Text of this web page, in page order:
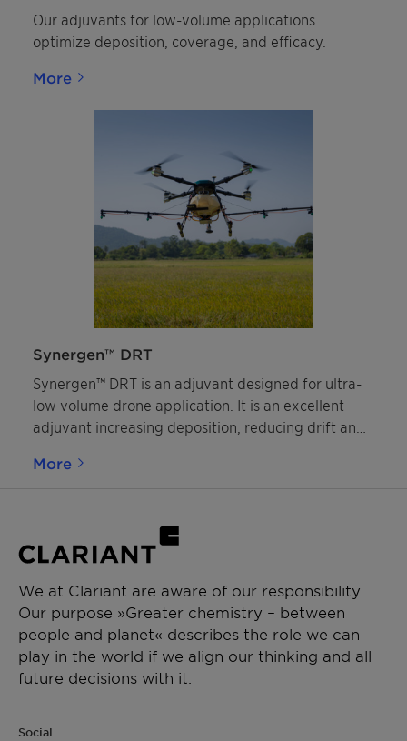
Our adjuvants for low-volume applications
optimize deposition, coverage, and efficacy.
More
Synergen™ DRT
Synergen™ DRT is an adjuvant designed for ultra-
low volume drone application. It is an excellent
adjuvant increasing deposition, reducing drift and
eco-compatible, non-hazardous, and highly
More
We at Clariant are aware of our responsibility.
Our purpose »Greater chemistry – between
people and planet« describes the role we can
play in the world if we align our thinking and all
future decisions with it.
Social